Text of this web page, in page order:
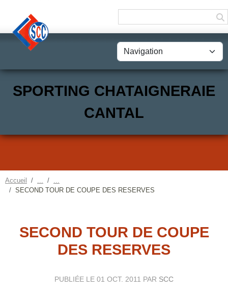
SPORTING CHATAIGNERAIE
CANTAL
Accueil
SECOND TOUR DE COUPE DES RESERVES
SECOND TOUR DE COUPE
DES RESERVES
PUBLIÉE LE 01 OCT. 2011 PAR SCC